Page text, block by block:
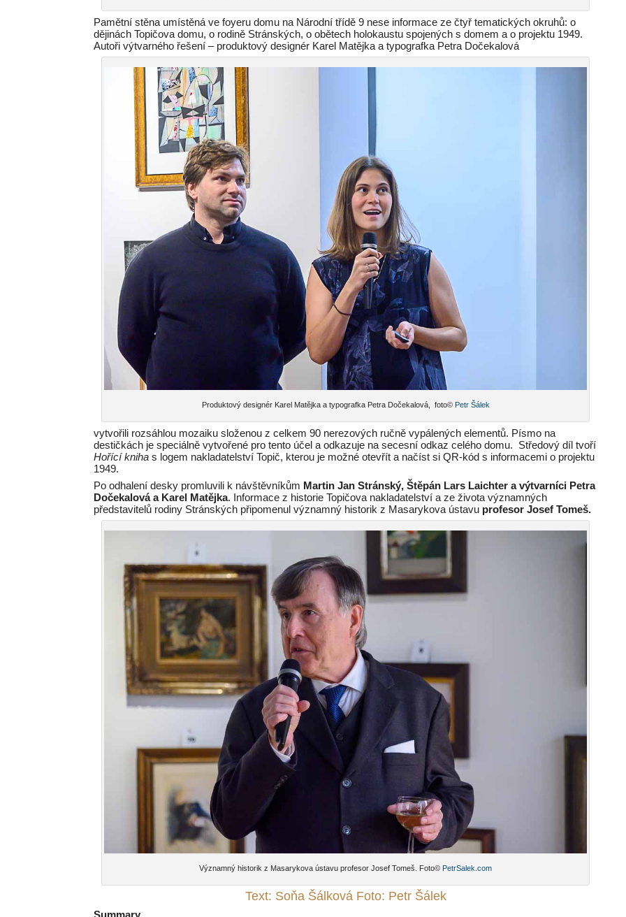
Pamětní stěna umístěná ve foyeru domu na Národní třídě 9 nese informace ze čtyř tematických okruhů: o
dějinách Topičova domu, o rodině Stránských, o obětech holokaustu spojených s domem a o projektu 1949.
Autoři výtvarného řešení – produktový designér Karel Matějka a typografka Petra Dočekalová
Produktový designér Karel Matějka a typografka Petra Dočekalová, foto© Petr Šálek
vytvořili rozsáhlou mozaiku složenou z celkem 90 nerezových ručně vypálených elementů. Písmo na
destičkách je speciálně vytvořené pro tento účel a odkazuje na secesní odkaz celého domu. Středový díl tvoří
Hořící kniha s logem nakladatelství Topič, kterou je možné otevřít a načíst si QR-kód s informacemi o projektu
1949.
Po odhalení desky promluvili k návštěvníkům Martin Jan Stránský, Štěpán Lars Laichter a výtvarníci Petra
Dočekalová a Karel Matějka. Informace z historie Topičova nakladatelství a ze života významných
představitelů rodiny Stránských připomenul významný historik z Masarykova ústavu profesor Josef Tomeš.
Významný historik z Masarykova ústavu profesor Josef Tomeš. Foto© PetrSalek.com
Text: Soňa Šálková Foto: Petr Šálek
Summary